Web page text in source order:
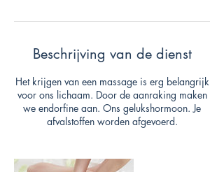
Beschrijving van de dienst
Het krijgen van een massage is erg belangrijk
voor ons lichaam. Door de aanraking maken
we endorfine aan. Ons gelukshormoon. Je
afvalstoffen worden afgevoerd.